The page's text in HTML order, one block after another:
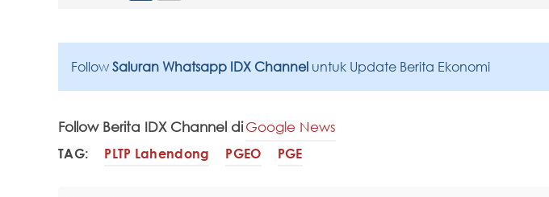
Follow Saluran Whatsapp IDX Channel untuk Update Berita Ekonomi
Follow Berita IDX Channel diGoogle News
TAG: PLTP Lahendong PGEO PGE